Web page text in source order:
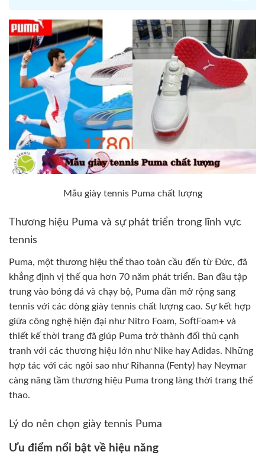
Mẫu giày tennis Puma chất lượng
Thương hiệu Puma và sự phát triển trong lĩnh vực
tennis
Puma, một thương hiệu thể thao toàn cầu đến từ Đức, đã
khẳng định vị thế qua hơn 70 năm phát triển. Ban đầu tập
trung vào bóng đá và chạy bộ, Puma dần mở rộng sang
tennis với các dòng giày tennis chất lượng cao. Sự kết hợp
giữa công nghệ hiện đại như Nitro Foam, SoftFoam+ và
thiết kế thời trang đã giúp Puma trở thành đối thủ cạnh
tranh với các thương hiệu lớn như Nike hay Adidas. Những
hợp tác với các ngôi sao như Rihanna (Fenty) hay Neymar
càng nâng tầm thương hiệu Puma trong làng thời trang thể
thao.
Lý do nên chọn giày tennis Puma
Ưu điểm nổi bật về hiệu năng